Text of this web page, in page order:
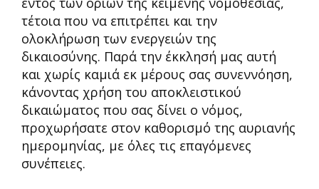
τέτοια που να επιτρέπει και την
ολοκλήρωση των ενεργειών της
δικαιοσύνης. Παρά την έκκλησή μας αυτή
και χωρίς καμιά εκ μέρους σας συνεννόηση,
κάνοντας χρήση του αποκλειστικού
δικαιώματος που σας δίνει ο νόμος,
προχωρήσατε στον καθορισμό της αυριανής
ημερομηνίας, με όλες τις επαγόμενες
συνέπειες.